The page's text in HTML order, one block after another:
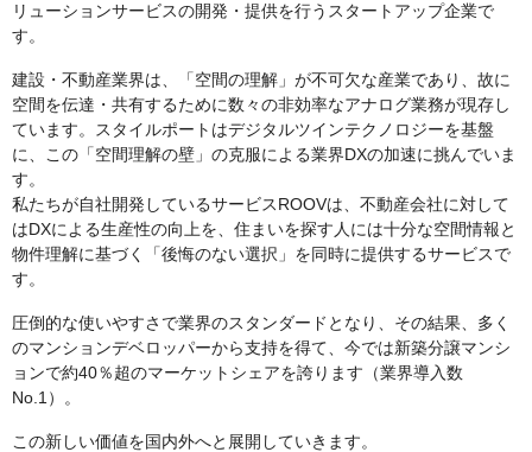
リューションサービスの開発・提供を行うスタートアップ企業で
す。
建設・不動産業界は、「空間の理解」が不可欠な産業であり、故に
空間を伝達・共有するために数々の非効率なアナログ業務が現存し
ています。スタイルポートはデジタルツインテクノロジーを基盤
に、この「空間理解の壁」の克服による業界DXの加速に挑んでいま
す。
私たちが自社開発しているサービスROOVは、不動産会社に対して
はDXによる生産性の向上を、住まいを探す人には十分な空間情報と
物件理解に基づく「後悔のない選択」を同時に提供するサービスで
す。
圧倒的な使いやすさで業界のスタンダードとなり、その結果、多く
のマンションデベロッパーから支持を得て、今では新築分譲マンシ
ョンで約40％超のマーケットシェアを誇ります（業界導入数
No.1）。
この新しい価値を国内外へと展開していきます。